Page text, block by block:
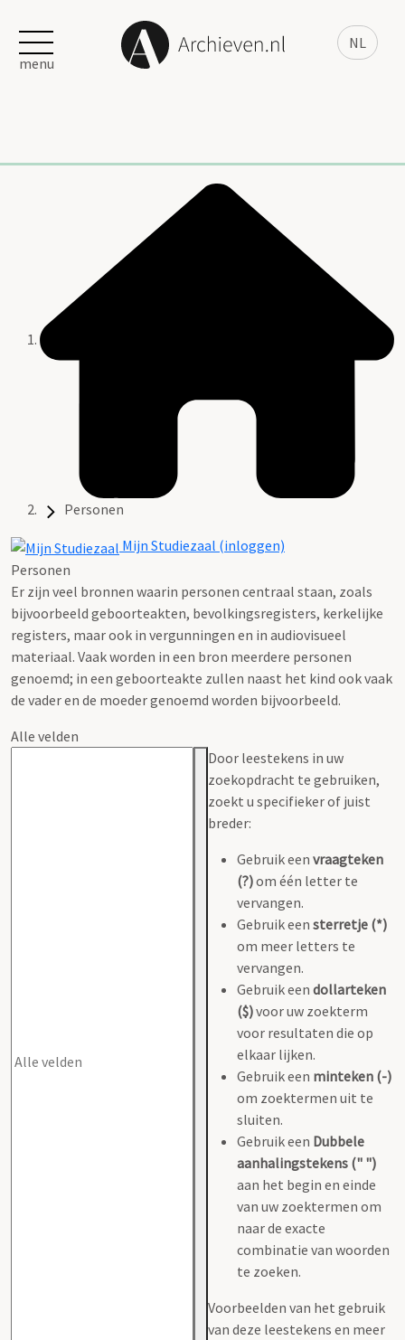
NL
menu
Personen
Mijn Studiezaal (inloggen)
Personen
Er zijn veel bronnen waarin personen centraal staan, zoals
bijvoorbeeld geboorteakten, bevolkingsregisters, kerkelijke
registers, maar ook in vergunningen en in audiovisueel
materiaal. Vaak worden in een bron meerdere personen
genoemd; in een geboorteakte zullen naast het kind ook vaak
de vader en de moeder genoemd worden bijvoorbeeld.
Alle velden
Door leestekens in uw
zoekopdracht te gebruiken,
zoekt u specifieker of juist
breder:
Gebruik een vraagteken
(?)om één letter te
vervangen.
Gebruik een sterretje (*)
om meer letters te
vervangen.
Gebruik een dollarteken
($)voor uw zoekterm
voor resultaten die op
elkaar lijken.
Gebruik een minteken (-)
om zoektermen uit te
sluiten.
Gebruik een Dubbele
aanhalingstekens (" ")
aan het begin en einde
van uw zoektermen om
naar de exacte
combinatie van woorden
te zoeken.
Voorbeelden van het gebruik
van deze leestekens en meer